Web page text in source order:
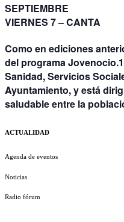
SEPTIEMBRE
VIERNES 7 –CANTA
Como en ediciones
del programa
Sanidad, Servicios
Ayuntamiento, y está
saludable entre la
ACTUALIDAD
Agenda de eventos
Noticias
Radio fórum